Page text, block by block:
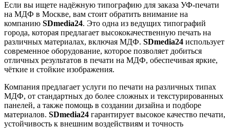
Если вы ищете надёжную типографию для заказа УФ-печати
на МДФ в Москве, вам стоит обратить внимание на
компанию SDmedia24. Это одна из ведущих типографий
города, которая предлагает высококачественную печать на
различных материалах, включая МДФ. SDmedia24 использует
современное оборудование, которое позволяет добиться
отличных результатов в печати на МДФ, обеспечивая яркие,
чёткие и стойкие изображения.
Компания предлагает услуги по печати на различных типах
МДФ, от стандартных до более сложных и текстурированных
панелей, а также помощь в создании дизайна и подборе
материалов. SDmedia24 гарантирует высокое качество печати,
устойчивость к внешним воздействиям и точность